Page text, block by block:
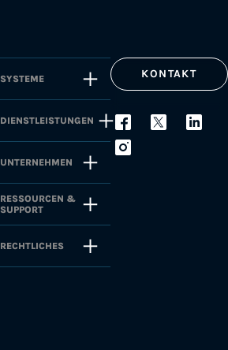
SYSTEME
DIENSTLEISTUNGEN
UNTERNEHMEN
RESSOURCEN &
SUPPORT
RECHTLICHES
KONTAKT